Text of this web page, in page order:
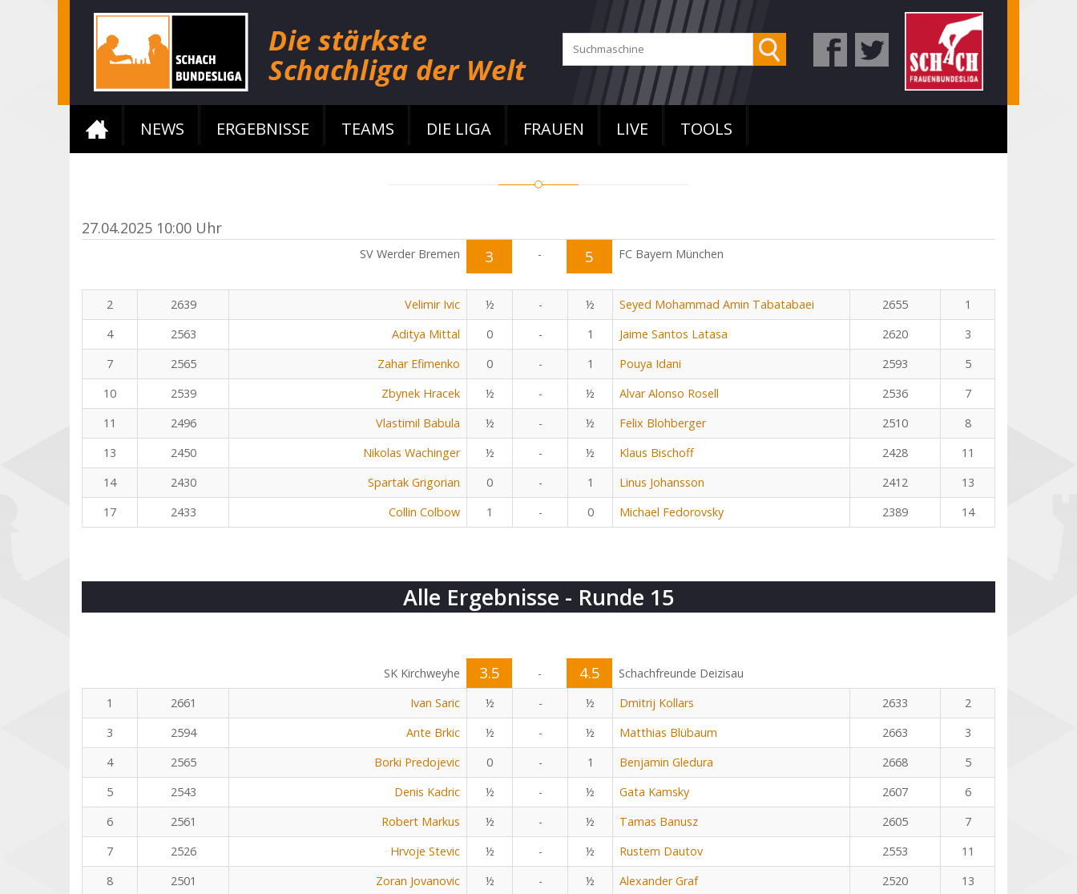
NEWS ERGEBNISSE TEAMS DIE LIGA FRAUEN LIVE TOOLS
27.04.2025 10:00 Uhr
SV Werder Bremen 3 - 5 FC Bayern München
2 2639 Velimir Ivic ½ - ½ Seyed Mohammad Amin Tabatabaei 2655
1
4
2563 Aditya Mittal 0 - 1 Jaime Santos Latasa 2620
3
7
2565 Zahar Efimenko 0 - 1 Pouya Idani 2593
5
10
2539 Zbynek Hracek ½ - ½ Alvar Alonso Rosell 2536
7
11
2496 Vlastimil Babula ½ - ½ Felix Blohberger 2510
8
13
2450 Nikolas Wachinger ½ - ½ Klaus Bischoff 2428
11
14
2430 Spartak Grigorian 0 - 1 Linus Johansson 2412
13
17
2433 Collin Colbow 1 - 0 Michael Fedorovsky 2389 14
Alle Ergebnisse - Runde 15
SK Kirchweyhe 3.5 - 4.5
Schachfreunde Deizisau
1
2661 Ivan Saric ½ - ½ Dmitrij Kollars 2633
2
3
2594 Ante Brkic ½ - ½ Matthias Blübaum 2663
3
4
2565 Borki Predojevic 0 - 1 Benjamin Gledura 2668
5
5
2543 Denis Kadric ½ - ½ Gata Kamsky 2607
6
6
2561 Robert Markus ½ - ½ Tamas Banusz 2605
7
7
2526 Hrvoje Stevic ½ - ½ Rustem Dautov 2553
11
8
2501 Zoran Jovanovic ½ - ½ Alexander Graf 2520
13